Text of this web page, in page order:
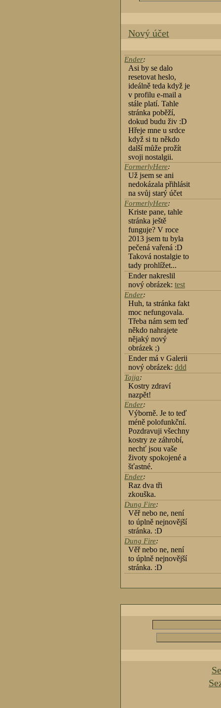
Nový účet
Ender:
Asi by se dalo
resetovat heslo,
ideálně teda když je
v profilu e-mail a
stále platí. Tahle
stránka poběží,
dokud budu živ :D
Hřeje mne u srdce
když si tu někdo
další může prožít
svoji nostalgii.
FormerlyHere:
Už jsem se ani
nedokázala přihlásit
na svůj starý účet
FormerlyHere:
Kriste pane, tahle
stránka ještě
funguje? V roce
2013 jsem tu byla
pečená vařená :D
Taková nostalgie to
tady prohlížet...
Ender nakreslil
nový obrázek: test
Ender:
Huh, ta stránka fakt
moc nefungovala.
Třeba nám sem teď
někdo nahrajete
nějaký nový
obrázek ;)
Ender má v Galerii
nový obrázek: ddd
Tajja:
Kostry zdraví
nazpět!
Ender:
Výborně. Je to teď
méně polofunkční.
Pozdravuji všechny
kostry ze záhrobí,
nechť jsou vaše
životy spokojené a
šťastné.
Ender:
Raz dva tři
zkouška.
Dung Fire:
Věř nebo ne, není
to úplně nejnovější
stránka. :D
Dung Fire:
Věř nebo ne, není
to úplně nejnovější
stránka. :D